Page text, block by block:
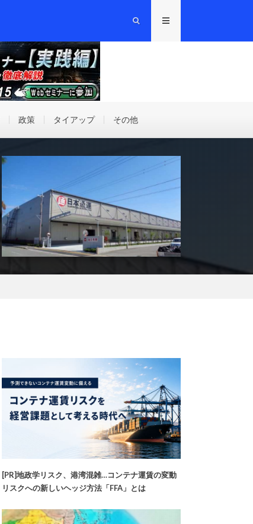
政策 タイアップ その他
[PR]地政学リスク、港湾混雑…コンテナ運賃の変動
リスクへの新しいヘッジ方法「FFA」とは